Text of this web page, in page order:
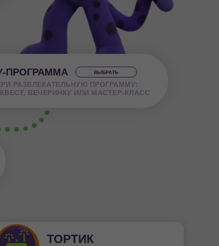
ПРОГРАММА
РАЗВЛЕКАТЕЛЬНУЮ ПРОГРАММУ:
ВЕЧЕРИНКУ ИЛИ МАСТЕР-КЛАСС
ВЫБРАТЬ
ТОРТИК